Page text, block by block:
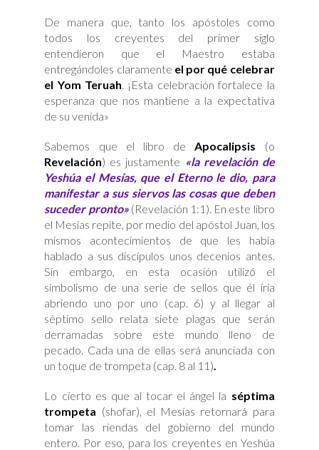
De manera que, tanto los apóstoles como
todos los creyentes del primer siglo
entendieron que el Maestro estaba
entregándoles claramente el por qué celebrar
el Yom Teruah. ¡Esta celebración fortalece la
esperanza que nos mantiene a la expectativa
de su venida»
Sabemos que el libro deApocalipsis (o
Revelación) es justamente «la revelación de
Yeshúa el Mesías, que el Eterno le dio, para
manifestar a sus siervos las cosas que deben
suceder pronto»(Revelación 1:1). En este libro
el Mesías repite, por medio del apóstol Juan, los
mismos acontecimientos de que les había
hablado a sus discípulos unos decenios antes.
Sin embargo, en esta ocasión utilizó el
simbolismo de una serie de sellos que él iría
abriendo uno por uno (cap. 6) y al llegar al
séptimo sello relata siete plagas que serán
derramadas sobre este mundo lleno de
pecado. Cada una de ellas será anunciada con
un toque de trompeta (cap. 8 al 11).
Lo cierto es que al tocar el ángel la séptima
trompeta (shofar), el Mesías retornará para
tomar las riendas del gobierno del mundo
entero. Por eso, para los creyentes en Yeshúa